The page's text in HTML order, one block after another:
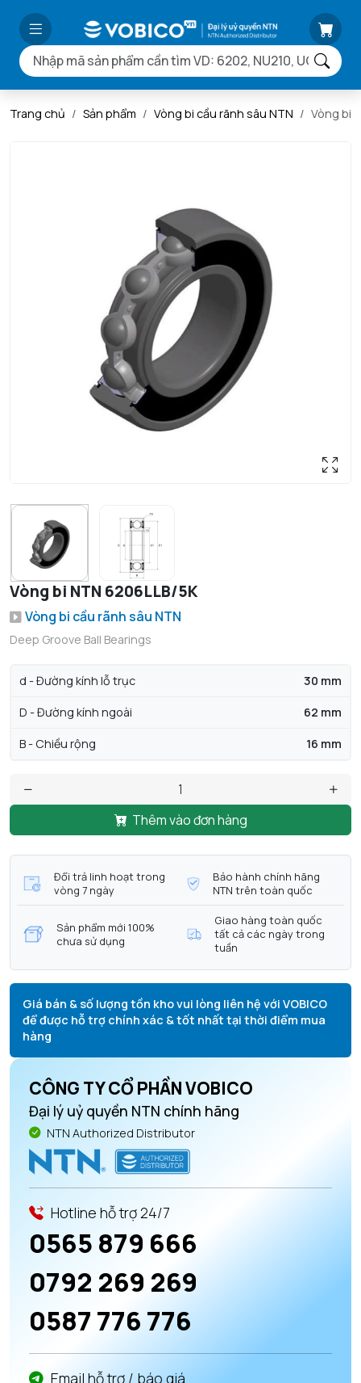
Trang chủ Sản phẩm Vòng bi cầu rãnh sâu NTN Vòng bi
Vòng bi NTN 6206LLB/5K
Vòng bi cầu rãnh sâu NTN
Deep Groove Ball Bearings
d - Đường kính lỗ trục 30 mm
D - Đường kính ngoài 62 mm
B - Chiều rộng 16 mm
Thêm vào đơn hàng
Đổi trả linh hoạt trong
vòng 7 ngày
Bảo hành chính hãng
NTN trên toàn quốc
Sản phẩm mới 100%
chưa sử dụng
Giao hàng toàn quốc
tất cả các ngày trong
tuần
Giá bán & số lượng tồn kho vui lòng liên hệ với VOBICO
để được hỗ trợ chính xác & tốt nhất tại thời điểm mua
hàng
CÔNG TY CỔ PHẦN VOBICO
Đại lý uỷ quyền NTN chính hãng
NTN Authorized Distributor
Hotline hỗ trợ 24/7
0565 879 666
0792 269 269
0587 776 776
Email hỗ trợ / báo giá